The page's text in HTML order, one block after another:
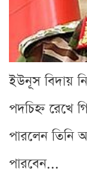
ইউনূস বিদায়
পদচিহ্ন রেখে
পারলেন তিনি
পারবেন...